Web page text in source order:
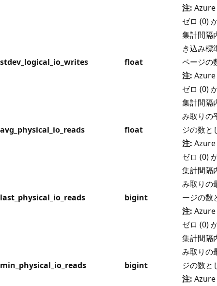
注: Azure
ゼロ (0)
stdev_logical_io_writes float
集計間隔
き込み標
ページの
注: Azure
ゼロ (0)
avg_physical_io_reads float
集計間隔
み取りの
ジの数と
注: Azure
ゼロ (0)
last_physical_io_reads bigint
集計間隔
み取りの
ージの数
注: Azure
ゼロ (0)
min_physical_io_reads bigint
集計間隔
み取りの
ジの数と
注: Azure